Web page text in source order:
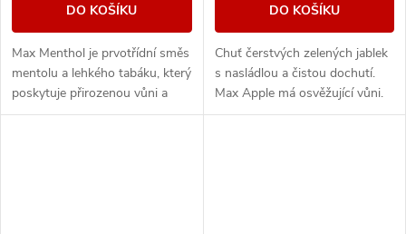
DO KOŠÍKU
Max Menthol je prvotřídní směs
mentolu a lehkého tabáku, který
poskytuje přirozenou vůni a
maximální osvěžení.
DO KOŠÍKU
Chuť čerstvých zelených jablek
s nasládlou a čistou dochutí.
Max Apple má osvěžující vůni.